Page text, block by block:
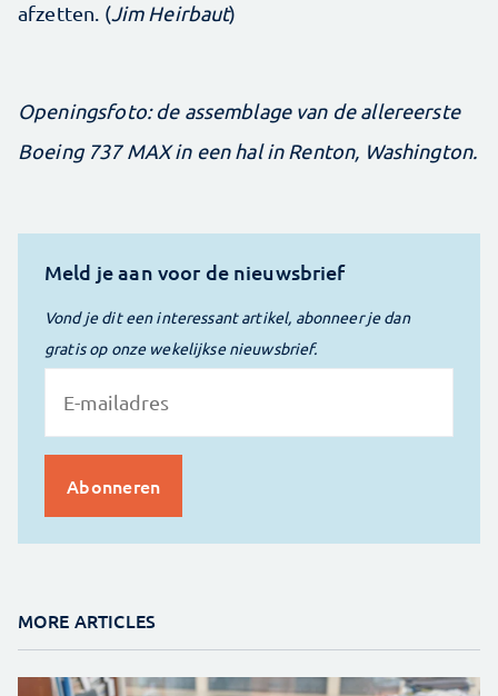
afzetten. (Jim Heirbaut)
Openingsfoto: de assemblage van de allereerste
Boeing 737 MAX in een hal in Renton, Washington.
Meld je aan voor de nieuwsbrief
Vond je dit een interessant artikel, abonneer je dan
gratis op onze wekelijkse nieuwsbrief.
MORE ARTICLES